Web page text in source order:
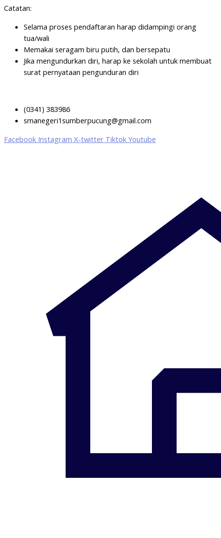
Catatan:
Selama proses pendaftaran harap didampingi orang
tua/wali
Memakai seragam biru putih, dan bersepatu
Jika mengundurkan diri, harap ke sekolah untuk membuat
surat pernyataan pengunduran diri
(0341) 383986
smanegeri1sumberpucung@gmail.com
Facebook Instagram X-twitter Tiktok Youtube